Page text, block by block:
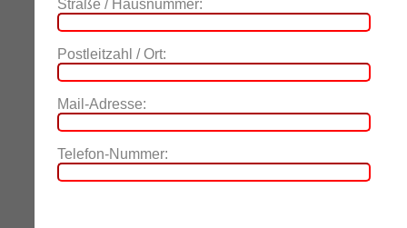
Straße / Hausnummer:
Postleitzahl / Ort:
Mail-Adresse:
Telefon-Nummer: